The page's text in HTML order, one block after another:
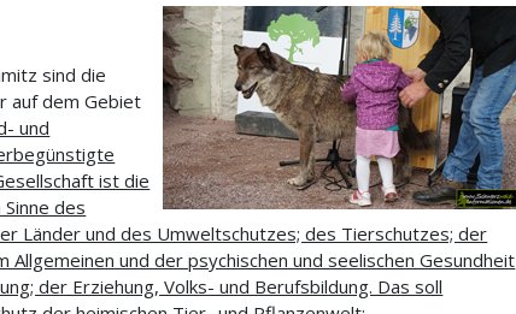
sind die
auf dem Gebiet
und
ist die
des
Länder und des Umweltschutzes; des Tierschutzes; der
und der psychischen und seelischen Gesundheit
der Erziehung, Volks- und Berufsbildung. Das soll